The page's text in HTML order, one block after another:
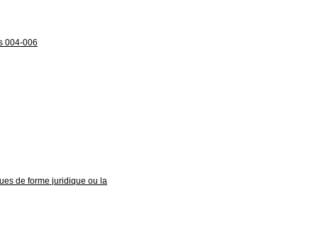
004-006
de forme juridique ou la